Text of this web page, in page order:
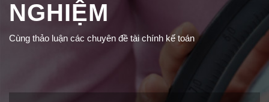
NGHIỆM
Cùng thảo luận các chuyên đề tài chính kế toán